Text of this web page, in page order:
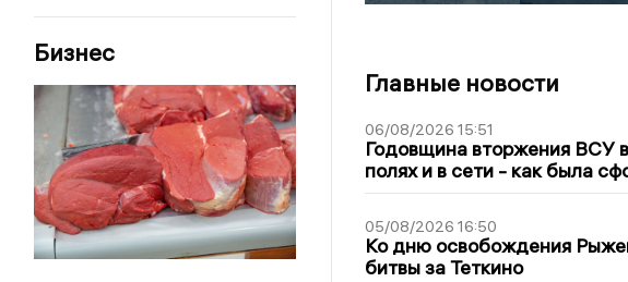
Бизнес
Главные новости
06/08/2026 15:51
Годовщина вторжения ВСУ
полях и в сети - как была
05/08/2026 16:50
Ко дню освобождения
битвы за Теткино